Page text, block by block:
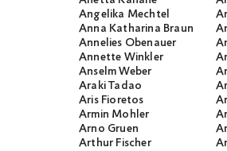
Angelika Mechtel
Anna Katharina Braun
Annelies Obenauer
Annette Winkler
Anselm Weber
Araki Tadao
Aris Fioretos
Armin Mohler
Arno Gruen
Arthur Fischer